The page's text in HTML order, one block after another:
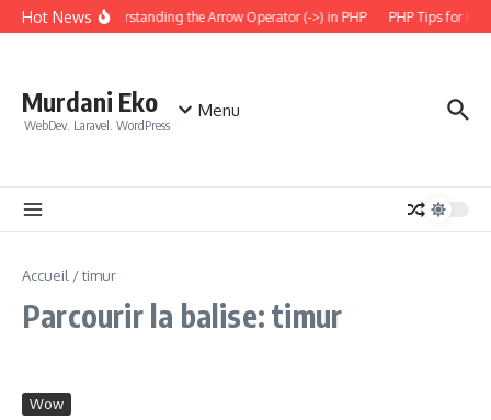
Aller au contenu
Hot News Understanding the Arrow Operator (->) in PHP PHP Tips for
Murdani Eko
WebDev. Laravel. WordPress
Menu
Accueil /timur
Parcourir la balise: timur
Wow